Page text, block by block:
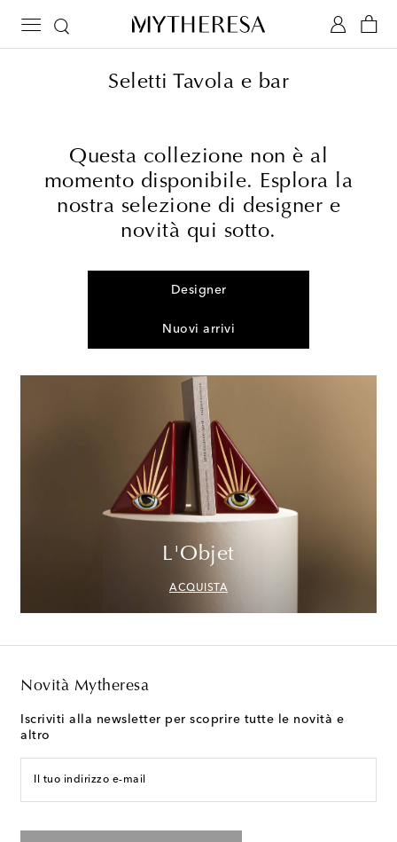
Seletti Tavola e bar
Questa collezione non è al
momento disponibile. Esplora la
nostra selezione di designer e
novità qui sotto.
Designer
Nuovi arrivi
L'Objet
ACQUISTA
Novità Mytheresa
Iscriviti alla newsletter per scoprire tutte le novità e
altro
Il tuo indirizzo e-mail